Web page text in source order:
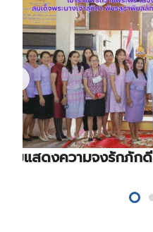
ร่วมแสดงความจงรักภักดี